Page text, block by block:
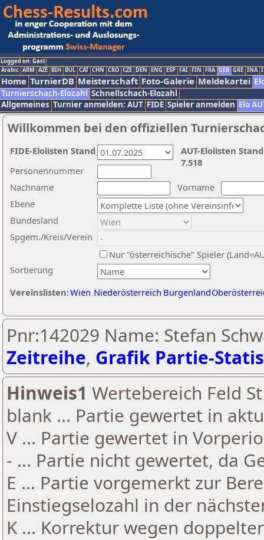
Logged on: Gast
Arabic ARM AZE BIH BUL CAT CHN CRO CZE DEN ENG ESP FAI FIN FRA GER GRE INA
Home TurnierDB Meisterschaft Foto-Galerie Meldekartei
Turnierschach-Elozahl Schnellschach-Elozahl
Allgemeines Turnier anmelden: AUT FIDE Spieler anmelden Elo
Willkommen bei den offiziellen
Nachname
Vorname
Ebene
Sortierung
Personennummer
Bundesland
Spgem./Kreis/Verein
Nur "österreichische" Spieler
Vereinslisten:Wien Niederösterreich Burgenland
AUT-Elolisten
7.518
FIDE-Elolisten Stand
Pnr:142029 Name: Stefan
Zeitreihe, Grafik Partie-
Hinweis1 Wertebereich Feld
blank ... Partie gewertet in
V ... Partie gewertet in
- ... Partie nicht gewertet, da
E ... Partie vorgemerkt zur
Einstiegselozahl in der
K ... Korrektur wegen